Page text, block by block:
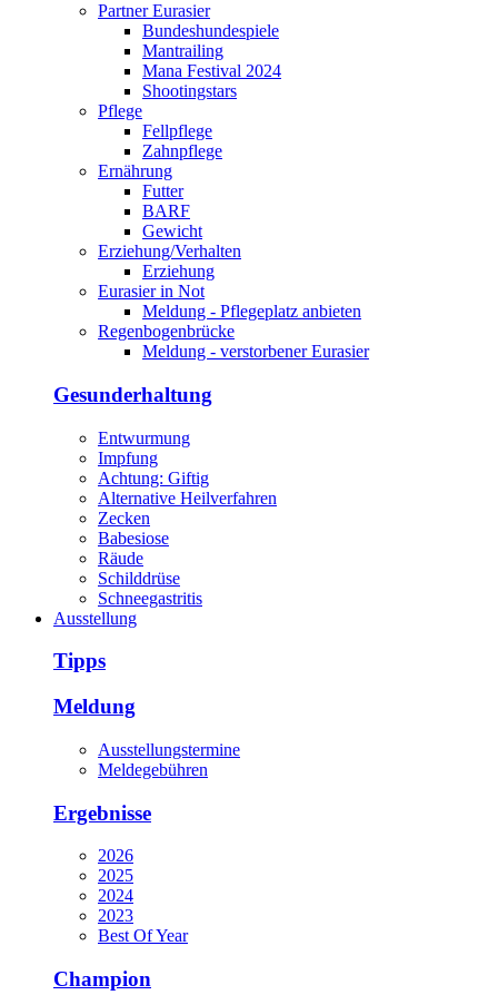
Partner Eurasier
Bundeshundespiele
Mantrailing
Mana Festival 2024
Shootingstars
Pflege
Fellpflege
Zahnpflege
Ernährung
Futter
BARF
Gewicht
Erziehung/Verhalten
Erziehung
Eurasier in Not
Meldung - Pflegeplatz anbieten
Regenbogenbrücke
Meldung - verstorbener Eurasier
Gesunderhaltung
Entwurmung
Impfung
Achtung: Giftig
Alternative Heilverfahren
Zecken
Babesiose
Räude
Schilddrüse
Schneegastritis
Ausstellung
Tipps
Meldung
Ausstellungstermine
Meldegebühren
Ergebnisse
2026
2025
2024
2023
Best Of Year
Champion